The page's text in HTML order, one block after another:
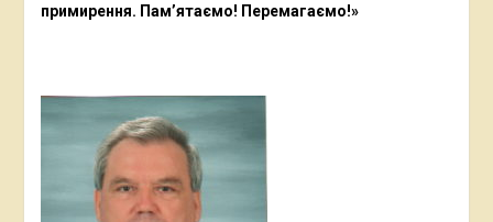
примирення. Пам’ятаємо! Перемагаємо!»